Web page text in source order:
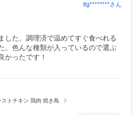
tlg********さん
した。調理済で温めてすぐ食べれる
。色んな種類が入っているので選ぶ
かったです！
トチキン 鶏肉 焼き鳥